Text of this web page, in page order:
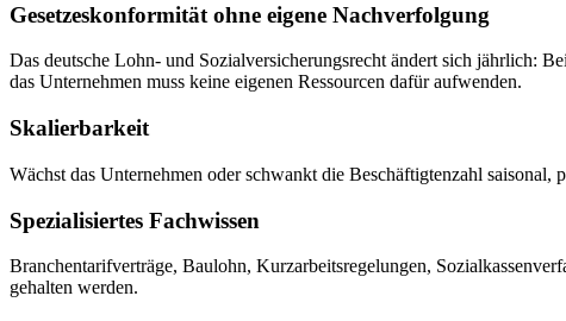
Gesetzeskonformität ohne eigene Nachverfolgung
Das deutsche Lohn- und Sozialversicherungsrecht ändert sich jährlich:
das Unternehmen muss keine eigenen Ressourcen dafür aufwenden.
Skalierbarkeit
Wächst das Unternehmen oder schwankt die Beschäftigtenzahl
Spezialisiertes Fachwissen
Branchentarifverträge, Baulohn, Kurzarbeitsregelungen,
gehalten werden.